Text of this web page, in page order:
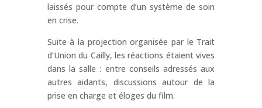
laissés pour compte d’un système de soin
en crise.
Suite à la projection organisée par le Trait
d’Union du Cailly, les réactions étaient vives
dans la salle : entre conseils adressés aux
autres aidants, discussions autour de la
prise en charge et éloges du film.